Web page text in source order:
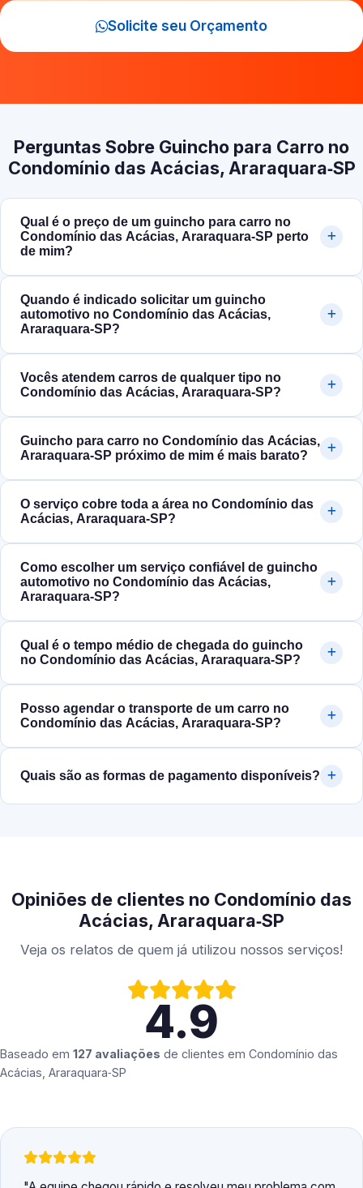
Solicite seu Orçamento
Perguntas Sobre Guincho para Carro no
Condomínio das Acácias, Araraquara‑SP
Qual é o preço de um guincho para carro no
Condomínio das Acácias, Araraquara‑SP perto
de mim?
Quando é indicado solicitar um guincho
automotivo no Condomínio das Acácias,
Araraquara‑SP?
Vocês atendem carros de qualquer tipo no
Condomínio das Acácias, Araraquara‑SP?
Guincho para carro no Condomínio das Acácias,
Araraquara‑SP próximo de mim é mais barato?
O serviço cobre toda a área no Condomínio das
Acácias, Araraquara‑SP?
Como escolher um serviço confiável de guincho
automotivo no Condomínio das Acácias,
Araraquara‑SP?
Qual é o tempo médio de chegada do guincho
no Condomínio das Acácias, Araraquara‑SP?
Posso agendar o transporte de um carro no
Condomínio das Acácias, Araraquara‑SP?
Quais são as formas de pagamento disponíveis?
Opiniões de clientes no Condomínio das
Acácias, Araraquara‑SP
Veja os relatos de quem já utilizou nossos serviços!
4.9
Baseado em 127 avaliações de clientes em Condomínio das
Acácias, Araraquara‑SP